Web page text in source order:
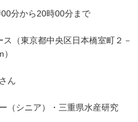
分から20時00分まで
（東京都中央区日本橋室町２－
ん
シニア）・三重県水産研究